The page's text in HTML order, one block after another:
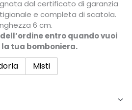
15,50€
a
17,50€
dal certificato di garanzia
e completa di scatola.
6 cm.
entro quando vuoi
tua bomboniera.
Misti